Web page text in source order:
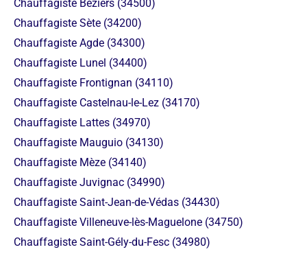
Chauffagiste Béziers (34500)
Chauffagiste Sète (34200)
Chauffagiste Agde (34300)
Chauffagiste Lunel (34400)
Chauffagiste Frontignan (34110)
Chauffagiste Castelnau-le-Lez (34170)
Chauffagiste Lattes (34970)
Chauffagiste Mauguio (34130)
Chauffagiste Mèze (34140)
Chauffagiste Juvignac (34990)
Chauffagiste Saint-Jean-de-Védas (34430)
Chauffagiste Villeneuve-lès-Maguelone (34750)
Chauffagiste Saint-Gély-du-Fesc (34980)